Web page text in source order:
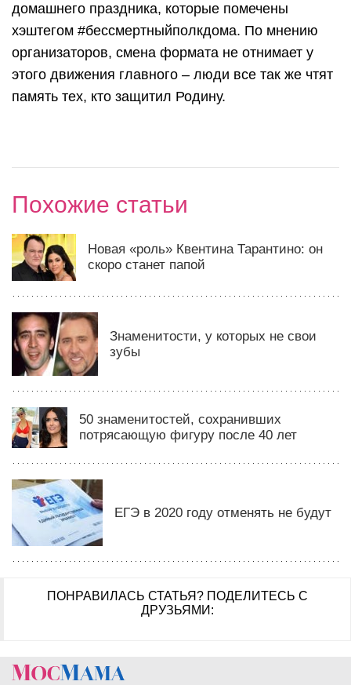
домашнего праздника, которые помечены
хэштегом #бессмертныйполкдома. По мнению
организаторов, смена формата не отнимает у
этого движения главного – люди все так же чтят
память тех, кто защитил Родину.
Похожие статьи
Новая «роль» Квентина Тарантино: он
скоро станет папой
Знаменитости, у которых не свои
зубы
50 знаменитостей, сохранивших
потрясающую фигуру после 40 лет
ЕГЭ в 2020 году отменять не будут
ПОНРАВИЛАСЬ СТАТЬЯ? ПОДЕЛИТЕСЬ С
ДРУЗЬЯМИ: